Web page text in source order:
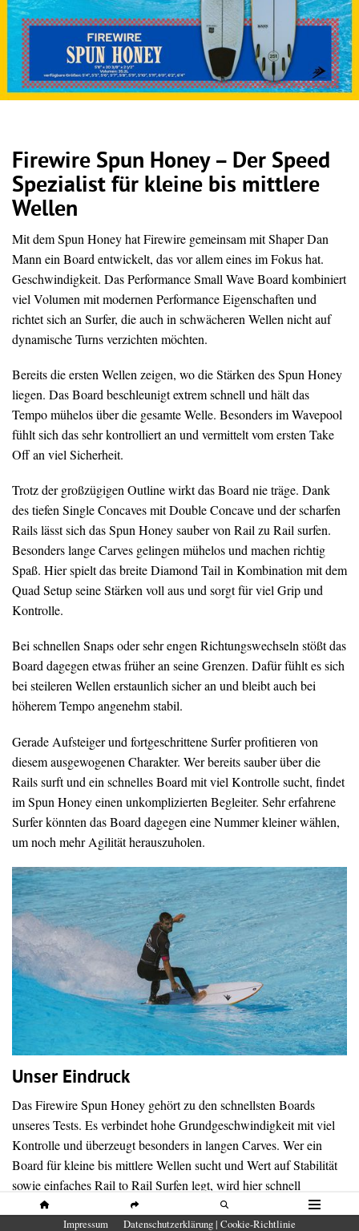
SHARE SUCHE
Firewire Spun Honey – Der Speed
Spezialist für kleine bis mittlere
Wellen
Mit dem Spun Honey hat Firewire gemeinsam mit Shaper Dan
Mann ein Board entwickelt, das vor allem eines im Fokus hat.
Geschwindigkeit. Das Performance Small Wave Board kombiniert
viel Volumen mit modernen Performance Eigenschaften und
richtet sich an Surfer, die auch in schwächeren Wellen nicht auf
dynamische Turns verzichten möchten.
Bereits die ersten Wellen zeigen, wo die Stärken des Spun Honey
liegen. Das Board beschleunigt extrem schnell und hält das
Tempo mühelos über die gesamte Welle. Besonders im Wavepool
fühlt sich das sehr kontrolliert an und vermittelt vom ersten Take
Off an viel Sicherheit.
Trotz der großzügigen Outline wirkt das Board nie träge. Dank
des tiefen Single Concaves mit Double Concave und der scharfen
Rails lässt sich das Spun Honey sauber von Rail zu Rail surfen.
Besonders lange Carves gelingen mühelos und machen richtig
Spaß. Hier spielt das breite Diamond Tail in Kombination mit dem
Quad Setup seine Stärken voll aus und sorgt für viel Grip und
Kontrolle.
Bei schnellen Snaps oder sehr engen Richtungswechseln stößt das
Board dagegen etwas früher an seine Grenzen. Dafür fühlt es sich
bei steileren Wellen erstaunlich sicher an und bleibt auch bei
höherem Tempo angenehm stabil.
Gerade Aufsteiger und fortgeschrittene Surfer profitieren von
diesem ausgewogenen Charakter. Wer bereits sauber über die
Rails surft und ein schnelles Board mit viel Kontrolle sucht, findet
im Spun Honey einen unkomplizierten Begleiter. Sehr erfahrene
Surfer könnten das Board dagegen eine Nummer kleiner wählen,
um noch mehr Agilität herauszuholen.
Unser Eindruck
Das Firewire Spun Honey gehört zu den schnellsten Boards
unseres Tests. Es verbindet hohe Grundgeschwindigkeit mit viel
Kontrolle und überzeugt besonders in langen Carves. Wer ein
Board für kleine bis mittlere Wellen sucht und Wert auf Stabilität
sowie einfaches Rail to Rail Surfen legt, wird hier schnell
glücklich.
Impressum Datenschutzerklärung | Cookie-Richtlinie